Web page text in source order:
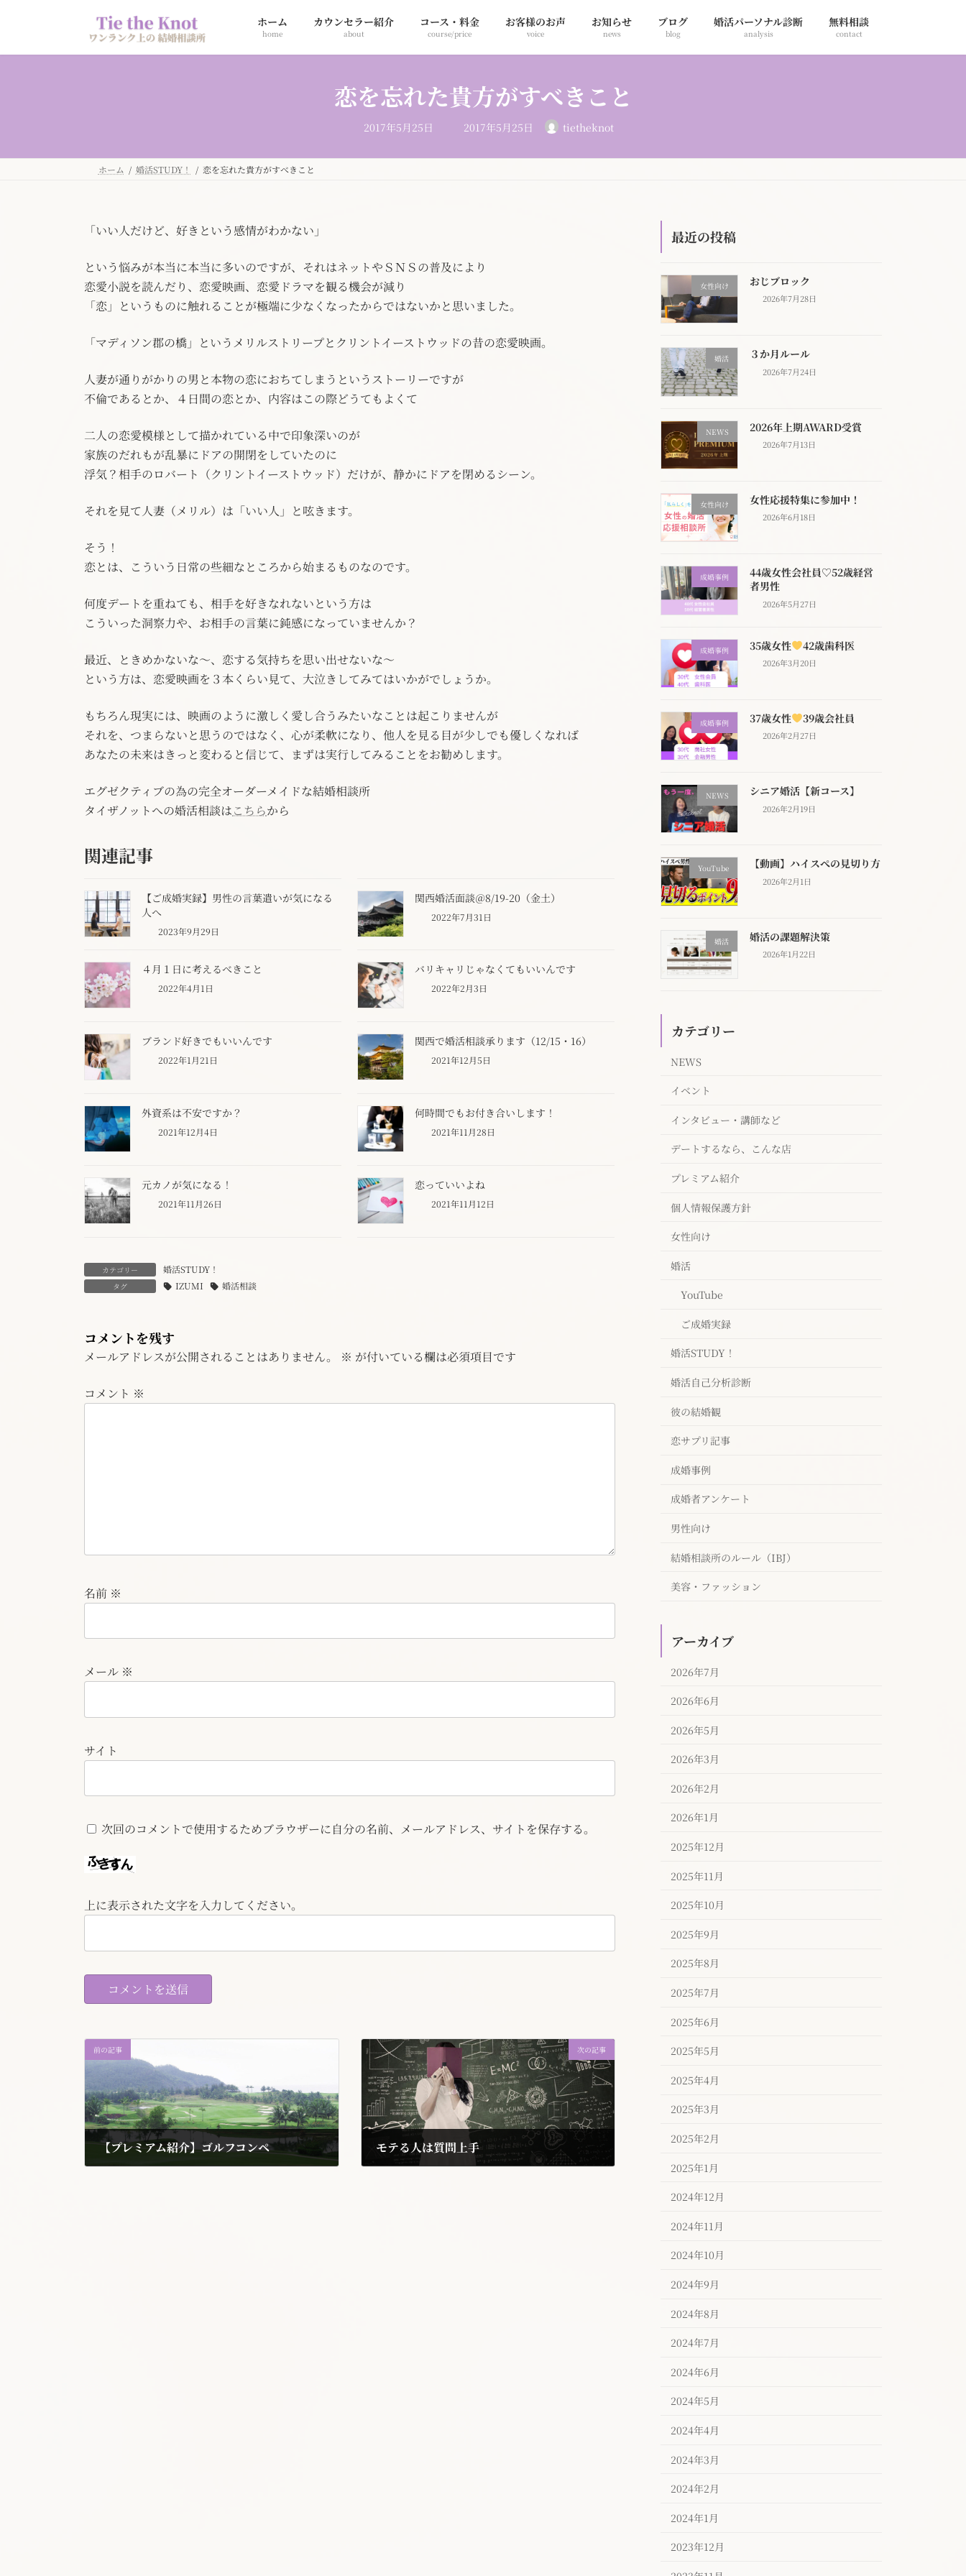
ン
プ
ー
動
ホーム
home
カウンセラー紹介
about
コース・料金
course/price
お客様のお声
voice
お知らせ
news
ブログ
blog
婚活パーソナル診断
analysis
無料相談
contact
恋を忘れた貴方がすべきこと
2017年5月25日 最
終
日
2017年5月25日 tietheknot
ホーム 婚活STUDY！ 恋を忘れた貴方がすべきこと
「いい人だけど、好きという感情がわかない」
という悩みが本当に本当に多いのですが、それはネットやＳＮＳの普及により
恋愛小説を読んだり、恋愛映画、恋愛ドラマを観る機会が減り
「恋」というものに触れることが極端に少なくなったからではないかと思いました。
「マディソン郡の橋」というメリルストリープとクリントイーストウッドの昔の恋愛映画。
人妻が通りがかりの男と本物の恋におちてしまうというストーリーですが
不倫であるとか、４日間の恋とか、内容はこの際どうてもよくて
二人の恋愛模様として描かれている中で印象深いのが
家族のだれもが乱暴にドアの開閉をしていたのに
浮気？相手のロバート（クリントイーストウッド）だけが、静かにドアを閉めるシーン。
それを見て人妻（メリル）は「いい人」と呟きます。
そう！
恋とは、こういう日常の些細なところから始まるものなのです。
何度デートを重ねても、相手を好きなれないという方は
こういった洞察力や、お相手の言葉に鈍感になっていませんか？
最近、ときめかないな～、恋する気持ちを思い出せないな～
という方は、恋愛映画を３本くらい見て、大泣きしてみてはいかがでしょうか。
もちろん現実には、映画のように激しく愛し合うみたいなことは起こりませんが
それを、つまらないと思うのではなく、心が柔軟になり、他人を見る目が少しでも優しくなれば
あなたの未来はきっと変わると信じて、まずは実行してみることをお勧めします。
エグゼクティブの為の完全オーダーメイドな結婚相談所
タイザノットへの婚活相談はこちらから
関連記事
【ご成婚実録】男性の言葉遣いが気になる
人へ
2023年9月29日
関西婚活面談＠8/19-20（金土）
2022年7月31日
４月１日に考えるべきこと
2022年4月1日
バリキャリじゃなくてもいいんです
2022年2月3日
ブランド好きでもいいんです
2022年1月21日
関西で婚活相談承ります（12/15・16）
2021年12月5日
外資系は不安ですか？
2021年12月4日
何時間でもお付き合いします！
2021年11月28日
元カノが気になる！
2021年11月26日
恋っていいよね
2021年11月12日
カテゴリー 婚活STUDY！
タグ IZUMI 婚活相談
コメントを残す
メールアドレスが公開されることはありません。 ※ が付いている欄は必須項目です
コメント ※
名前 ※
メール ※
サイト
次回のコメントで使用するためブラウザーに自分の名前、メールアドレス、サイトを保存する。
上に表示された文字を入力してください。
前の記事
【プレミアム紹介】ゴルフコンペ
次の記事
モテる人は質問上手
最近の投稿
女性向け おじブロック
2026年7月28日
婚活 ３か月ルール
2026年7月24日
NEWS 2026年上期AWARD受賞
2026年7月13日
女性向け 女性応援特集に参加中！
2026年6月18日
成婚事例
44歳女性会社員♡52歳経営
者男性
2026年5月27日
成婚事例 35歳女性 42歳歯科医
2026年3月20日
成婚事例 37歳女性 39歳会社員
2026年2月27日
NEWS シニア婚活【新コース】
2026年2月19日
YouTube 【動画】ハイスぺの見切り方
2026年2月1日
婚活 婚活の課題解決策
2026年1月22日
カテゴリー
NEWS
イベント
インタビュー・講師など
デートするなら、こんな店
プレミアム紹介
個人情報保護方針
女性向け
婚活
YouTube
ご成婚実録
婚活STUDY！
婚活自己分析診断
彼の結婚観
恋サプリ記事
成婚事例
成婚者アンケート
男性向け
結婚相談所のルール（IBJ）
美容・ファッション
アーカイブ
2026年7月
2026年6月
2026年5月
2026年3月
2026年2月
2026年1月
2025年12月
2025年11月
2025年10月
2025年9月
2025年8月
2025年7月
2025年6月
2025年5月
2025年4月
2025年3月
2025年2月
2025年1月
2024年12月
2024年11月
2024年10月
2024年9月
2024年8月
2024年7月
2024年6月
2024年5月
2024年4月
2024年3月
2024年2月
2024年1月
2023年12月